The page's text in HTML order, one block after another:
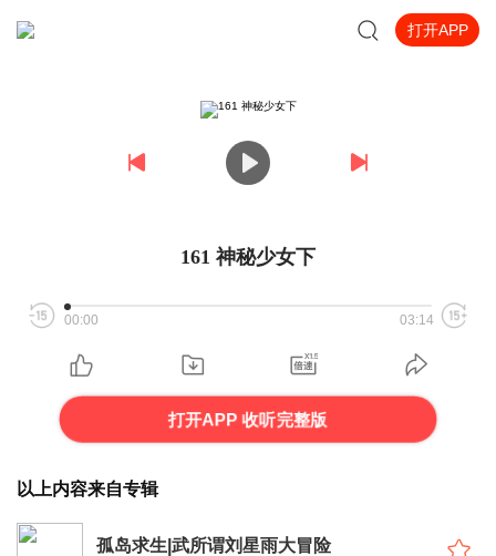
打开APP
161 神秘少女下
00:00 03:14
打开APP 收听完整版
以上内容来自专辑
孤岛求生|武所谓刘星雨大冒险